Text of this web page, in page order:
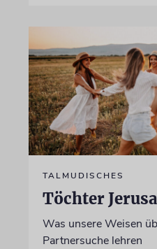
TALMUDISCHES
Töchter
Was unsere Weisen
Partnersuche lehren